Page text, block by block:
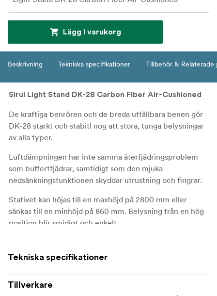
Lägg i varukorg
Beskrivning Tekniska specifikationer Tillbehör & Relaterade
Sirui Light Stand DK-28 Carbon Fiber Air-Cushioned
De kraftiga benrören och de breda utfällbara benen gör
DK-28 starkt och stabitl nog att stora, tunga belysningar
av alla typer.
Luftdämpningen har inte samma återfjädringsproblem
som buffertfjädrar, samtidigt som den mjuka
nedsänkningsfunktionen skyddar utrustning och fingrar.
Stativet kan höjas till en maxhöjd på 2800 mm eller
sänkas till en minhöjd på 860 mm. Belysning från en hög
position blir smidigt och enkelt.
traditionella vridlåssystemet.
Kompatibelt med LED-ljus, högeffektsstrålkastare och
videobelysning. Den har en 16 mm spigot och en 1/4"
Tekniska specifikationer
Tillverkare